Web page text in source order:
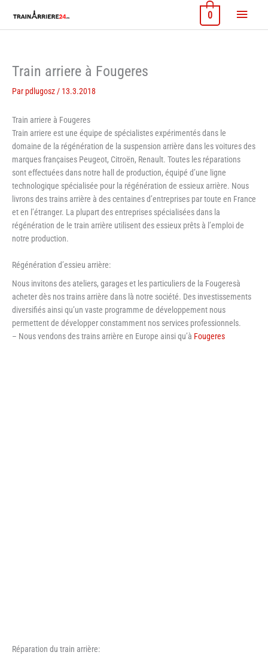
contenu
Menu
0
Train arriere à Fougeres
Par pdlugosz / 13.3.2018
Train arriere à Fougeres
Train arriere est une équipe de spécialistes expérimentés dans le
domaine de la régénération de la suspension arrière dans les voitures des
marques françaises Peugeot, Citroën, Renault. Toutes les réparations
sont effectuées dans notre hall de production, équipé d’une ligne
technologique spécialisée pour la régénération de essieux arrière. Nous
livrons des trains arrière à des centaines d’entreprises par toute en France
et en l’étranger. La plupart des entreprises spécialisées dans la
régénération de le train arrière utilisent des essieux prêts à l’emploi de
notre production.
Régénération d’essieu arrière:
Nous invitons des ateliers, garages et les particuliers de la Fougeresà
acheter dès nos trains arrière dans là notre société. Des investissements
diversifiés ainsi qu’un vaste programme de développement nous
permettent de développer constamment nos services professionnels.
– Nous vendons des trains arrière en Europe ainsi qu’à Fougeres
Réparation du train arrière: